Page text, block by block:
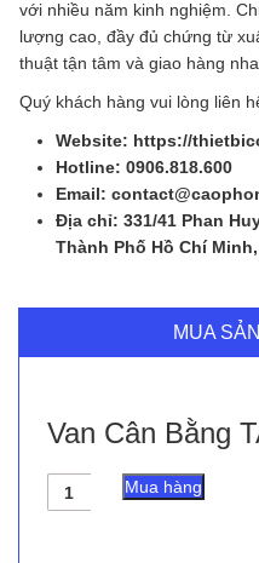
với nhiều năm kinh nghiệm.
lượng cao, đầy đủ chứng từ
thuật tận tâm và giao hàng
Quý khách hàng vui lòng liên
Website: https://
Hotline: 0906.818.600
Email:
Địa chỉ: 331/41 Phan
Thành Phố Hồ Chí
MUA
Van Cân Bằng
Van
Cân
Mua hàng